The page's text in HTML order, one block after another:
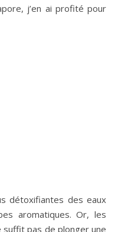
j’en ai profité pour
détoxifiantes des eaux
aromatiques. Or, les
pas de plonger une